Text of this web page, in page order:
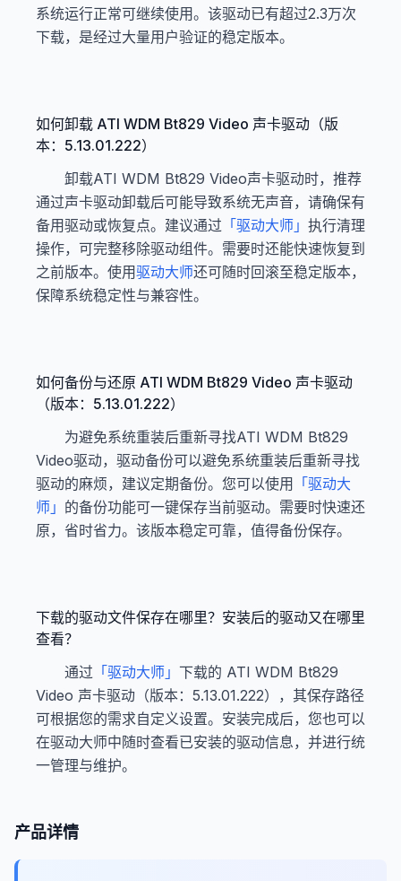
系统运行正常可继续使用。该驱动已有超过2.3万次
下载，是经过大量用户验证的稳定版本。
如何卸载 ATI WDM Bt829 Video 声卡驱动（版
本：5.13.01.222）
卸载ATI WDM Bt829 Video声卡驱动时，推荐
通过声卡驱动卸载后可能导致系统无声音，请确保有
备用驱动或恢复点。建议通过 「驱动大师」 执行清理
操作，可完整移除驱动组件。需要时还能快速恢复到
之前版本。使用驱动大师还可随时回滚至稳定版本，
保障系统稳定性与兼容性。
如何备份与还原 ATI WDM Bt829 Video 声卡驱动
（版本：5.13.01.222）
为避免系统重装后重新寻找ATI WDM Bt829
Video驱动，驱动备份可以避免系统重装后重新寻找
驱动的麻烦，建议定期备份。您可以使用
「驱动大
师」 的备份功能可一键保存当前驱动。需要时快速还
原，省时省力。该版本稳定可靠，值得备份保存。
下载的驱动文件保存在哪里？安装后的驱动又在哪里
查看？
通过 「驱动大师」 下载的 ATI WDM Bt829
Video 声卡驱动（版本：5.13.01.222），其保存路径
可根据您的需求自定义设置。安装完成后，您也可以
在驱动大师中随时查看已安装的驱动信息，并进行统
一管理与维护。
产品详情